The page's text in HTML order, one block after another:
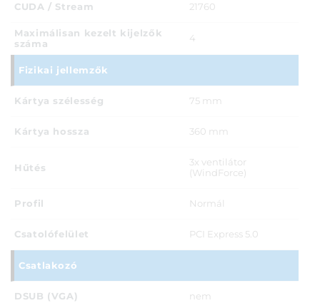
CUDA / Stream 21760
Maximálisan kezelt kijelzők
száma
4
Fizikai jellemzők
Kártya szélesség 75 mm
Kártya hossza 360 mm
Hűtés
3x ventilátor
(WindForce)
Profil Normál
Csatolófelület PCI Express 5.0
Csatlakozó
DSUB (VGA) nem